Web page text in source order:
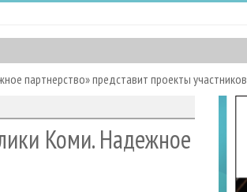
партнерство» представит проекты участников
Коми. Надежное